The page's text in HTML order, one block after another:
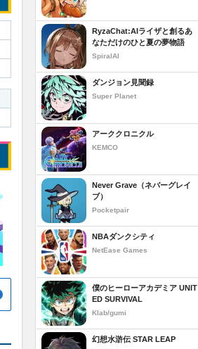
RyzaChat:AIライザと創るあ
なただけのひと夏の夢物語
SpiralAI
ダンジョン見聞録
Super Planet
アーククロニクル
KEMCO
Never Grave（ネバーグレイ
ブ）
Pocketpair
NBAダンクシティ
NetEase Games
僕のヒーローアカデミア UNIT
ED SURVIVAL
Klab/gumi
幻想水滸伝 STAR LEAP